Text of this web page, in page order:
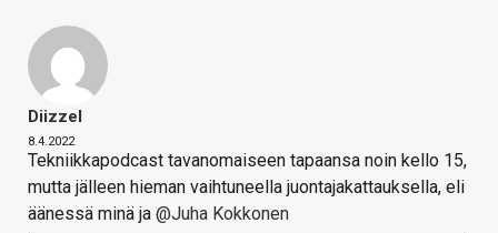
Diizzel
8.4.2022
Tekniikkapodcast tavanomaiseen tapaansa noin kello 15,
mutta jälleen hieman vaihtuneella juontajakattauksella, eli
äänessä minä ja @Juha Kokkonen